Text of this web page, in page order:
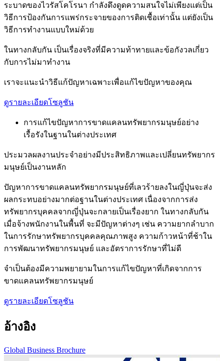
ระบาดของไวรัสโคโรนา กำลังดึงดูดความสนใจไม่เพียงแต่เป็น
วิธีการป้องกันการแพร่กระจายของการติดเชื้อเท่านั้น แต่ยังเป็น
วิธีการทำงานแบบใหม่ด้วย
ในทางกลับกัน เป็นเรื่องจริงที่มีความท้าทายและข้อกังวลเกี่ยว
กับการไม่มาทำงาน
เราจะแนะนำวิธีแก้ปัญหาเฉพาะเพื่อแก้ไขปัญหาของคุณ
ดูรายละเอียดโซลูชัน
การแก้ไขปัญหาการขาดแคลนทรัพยากรมนุษย์อย่าง
เรื้อรังในฐานในต่างประเทศ
ประมวลผลงานประจำอย่างมีประสิทธิภาพและเปลี่ยนทรัพยากร
มนุษย์เป็นงานหลัก
ปัญหาการขาดแคลนทรัพยากรมนุษย์ที่เลวร้ายลงในญี่ปุ่นจะส่ง
ผลกระทบอย่างมากต่อฐานในต่างประเทศ เนื่องจากการส่ง
ทรัพยากรบุคคลจากญี่ปุ่นจะกลายเป็นเรื่องยาก ในทางกลับกัน
เมื่อจ้างพนักงานในพื้นที่ จะมีปัญหาต่างๆ เช่น ความยากลำบาก
ในการรักษาทรัพยากรบุคคลคุณภาพสูง ความก้าวหน้าที่ช้าใน
การพัฒนาทรัพยากรมนุษย์ และอัตราการรักษาที่ไม่ดี
จำเป็นต้องมีความพยายามในการแก้ไขปัญหาที่เกิดจากการ
ขาดแคลนทรัพยากรมนุษย์
ดูรายละเอียดโซลูชัน
อ้างอิง
Global Business Brochure